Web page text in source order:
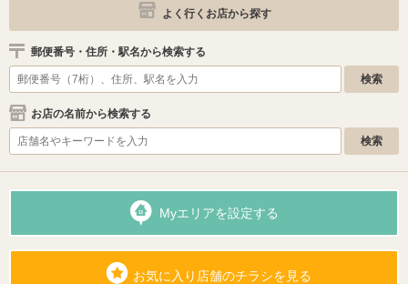
よく行くお店から探す
郵便番号・住所・駅名から検索する
お店の名前から検索する
Myエリアを設定する
お気に入り店舗のチラシを見る